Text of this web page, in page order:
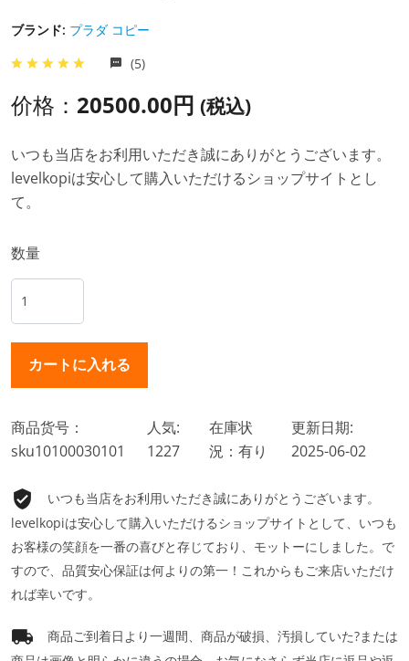
ブランド: プラダ コピー
(5)
价格： 20500.00円 (税込)
いつも当店をお利用いただき誠にありがとうございます。
levelkopiは安心して購入いただけるショップサイトとし
て。
数量
商品货号：
sku10100030101
人気:
1227
在庫状
況：有り
更新日期:
2025-06-02
いつも当店をお利用いただき誠にありがとうございます。
levelkopiは安心して購入いただけるショップサイトとして、いつも
お客様の笑顔を一番の喜びと存じており、モットーにしました。で
すので、品質安心保証は何よりの第一！これからもご来店いただけ
れば幸いです。
商品ご到着日より一週間、商品が破損、汚損していた?または